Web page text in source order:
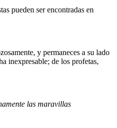
pueden ser encontradas en
y permaneces a su lado
inexpresable; de los profetas,
las maravillas